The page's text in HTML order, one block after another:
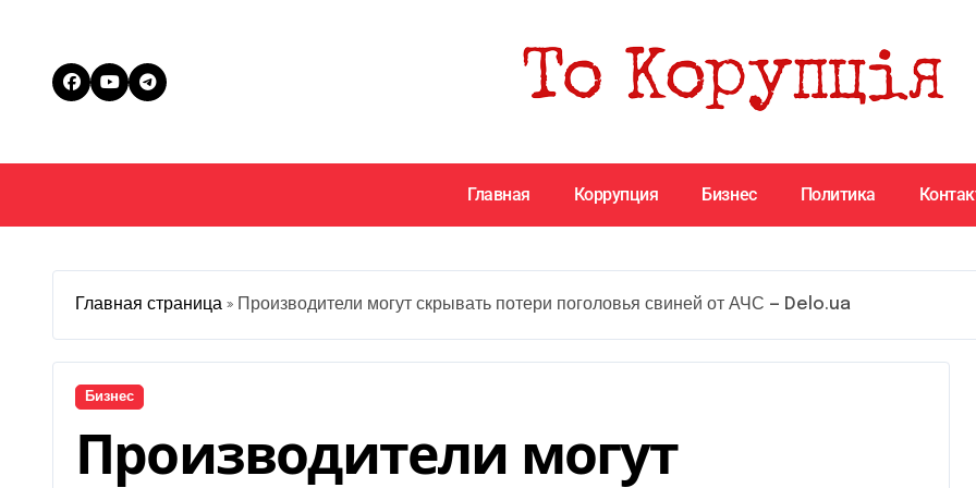
Главная Коррупция Бизнес Политика
Главная страница » Производители могут скрывать потери поголовья свиней от АЧС — Delo.ua
Бизнес
Производители могут